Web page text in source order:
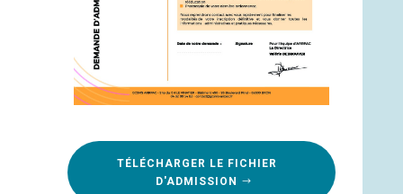
TÉLÉCHARGER LE FICHIER
D'ADMISSION